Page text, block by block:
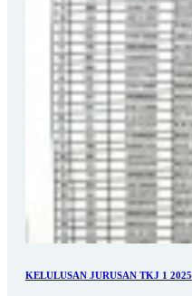
KELULUSAN JURUSAN TKJ 1 2025